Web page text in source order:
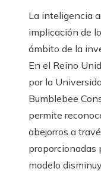
La inteligencia
implicación de
ámbito de la
En el Reino
por la
Bumblebee
permite
abejorros a
proporcionadas
modelo